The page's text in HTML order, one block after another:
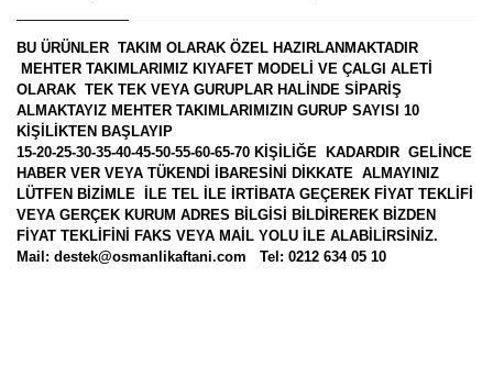
BU ÜRÜNLER TAKIM OLARAK ÖZEL HAZIRLANMAKTADIR
MEHTER TAKIMLARIMIZ KIYAFET MODELİ VE ÇALGI ALETİ
OLARAK TEK TEK VEYA GURUPLAR HALİNDE SİPARİŞ
ALMAKTAYIZ MEHTER TAKIMLARIMIZIN GURUP SAYISI 10
KİŞİLİKTEN BAŞLAYIP
15-20-25-30-35-40-45-50-55-60-65-70 KİŞİLİĞE KADARDIR GELİNCE
HABER VER VEYA TÜKENDİ İBARESİNİ DİKKATE ALMAYINIZ
LÜTFEN BİZİMLE İLE TEL İLE İRTİBATA GEÇEREK FİYAT TEKLİFİ
VEYA GERÇEK KURUM ADRES BİLGİSİ BİLDİREREK BİZDEN
FİYAT TEKLİFİNİ FAKS VEYA MAİL YOLU İLE ALABİLİRSİNİZ.
Mail: destek@osmanlikaftani.com Tel: 0212 634 05 10